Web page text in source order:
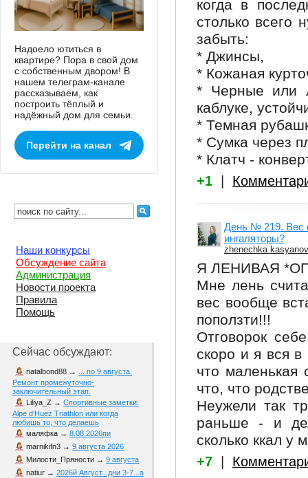
когда в
столько всего
забыть:
* Джинсы,
* Кожаная
* Черные или
каблуке,
* Темная
* Сумка через
* Клатч -
+1
День № 219. Вес
ингаляторы?
zhenechka
Я ЛЕНИВАЯ
Мне лень
вес вообще
поползти!!!
Отговорок
скоро и я вся в
что маленькая
что, что
Неужели так
раньше - и
сколько ккал у
+7
Надоело ютиться в
квартире? Пора в свой дом
с собственным двором! В
нашем телеграм-канале
рассказываем, как
построить тёплый и
надёжный дом для семьи.
Перейти на канал
Наши конкурсы
Обсуждение сайта
Администрация
Новости проекта
Правила
Помощь
Сейчас обсуждают:
natalbond88 → ... по 9 августа.
Ремонт промежуточно-
заключительный этап.
Liliya_Z → Спортивные заметки:
Alpe d‘Huez Triathlon или когда
любишь то, что делаешь
маляфка → 8.08.2026пи
marnikifn3 → 9 августа 2026
Милости_Пряности → 9 августа
natiur → 2026й Август...дни 3-7...а